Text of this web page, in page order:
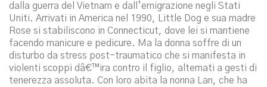
dalla guerra del Vietnam e dall’emigrazione negli Stati
Uniti. Arrivati in America nel 1990, Little Dog e sua madre
Rose si stabiliscono in Connecticut, dove lei si mantiene
facendo manicure e pedicure. Ma la donna soffre di un
disturbo da stress post-traumatico che si manifesta in
violenti scoppi dâ€™ira contro il figlio, alternati a gesti di
tenerezza assoluta. Con loro abita la nonna Lan, che ha